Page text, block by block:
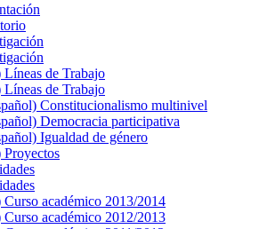
Líneas de Trabajo
Líneas de Trabajo
Constitucionalismo multinivel
Democracia participativa
Igualdad de género
Proyectos
Curso académico 2013/2014
Curso académico 2012/2013